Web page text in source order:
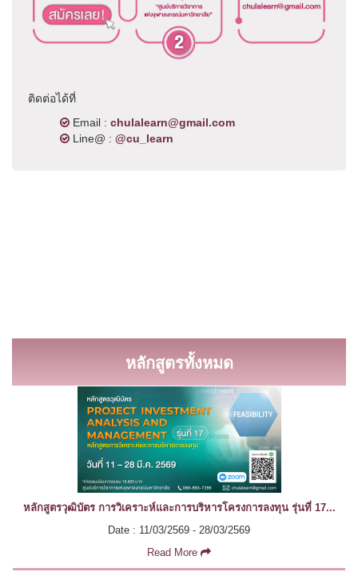
ติดต่อได้ที่
Email : chulalearn@gmail.com
Line@ : @cu_learn
หลักสูตรทั้งหมด
หลักสูตรวุฒิบัตร การวิเคราะห์และการบริหารโครงการลงทุน รุ่นที่ 17...
Date : 11/03/2569 - 28/03/2569
Read More